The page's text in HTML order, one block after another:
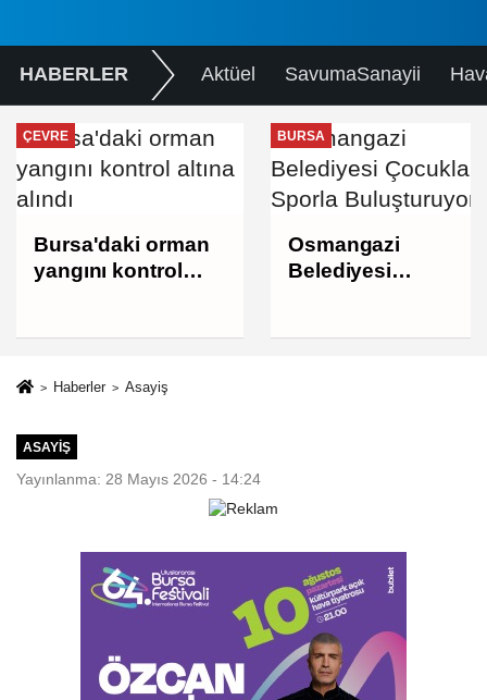
HABERLER Aktüel SavumaSanayii
ÇEVRE
Bursa'daki orman
yangını kontrol
BURSA
Osmangazi
Belediyesi
Haberler Asayiş
ASAYIŞ
Yayınlanma: 28 Mayıs 2026 - 14:24